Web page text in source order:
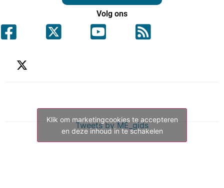
Volg ons
Tweets by ME_gids
Klik om marketingcookies te accepteren
en deze inhoud in te schakelen